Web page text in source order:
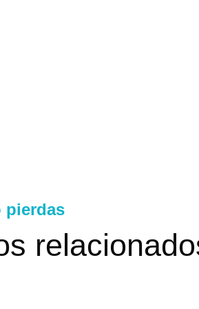
pierdas